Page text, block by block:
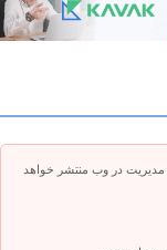
در وب منتشر خواهد